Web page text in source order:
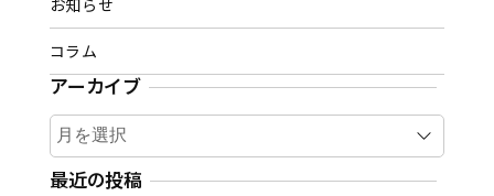
お知らせ
コラム
アーカイブ
ア
ー
カ
最近の投稿